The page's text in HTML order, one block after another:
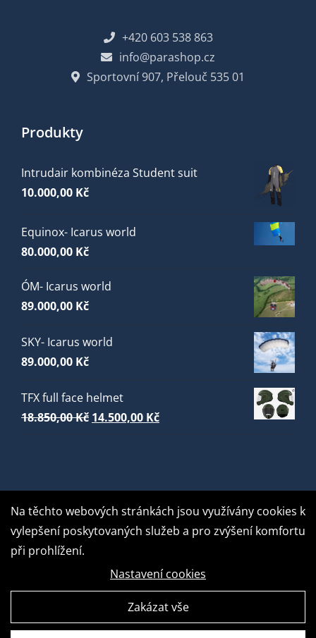
+420 603 538 863
info@parashop.cz
Sportovní 907, Přelouč 535 01
Produkty
Intrudair kombinéza Student suit
10.000,00 Kč
Equinox- Icarus world
80.000,00 Kč
ÓM- Icarus world
89.000,00 Kč
SKY- Icarus world
89.000,00 Kč
TFX full face helmet
18.850,00Kč Původní
14.500,00 KčAktuální
GDPR Ready
Na těchto webových stránkách jsou využívány cookies k
vylepšení poskytovaných služeb a pro zvýšení komfortu
při prohlížení.
Nastavení cookies
Zakázat vše